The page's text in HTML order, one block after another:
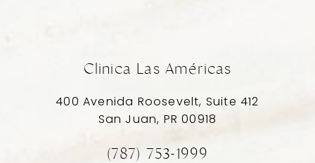
Clinica Las Américas
400 Avenida Roosevelt, Suite 412
San Juan, PR 00918
(787) 753-1999